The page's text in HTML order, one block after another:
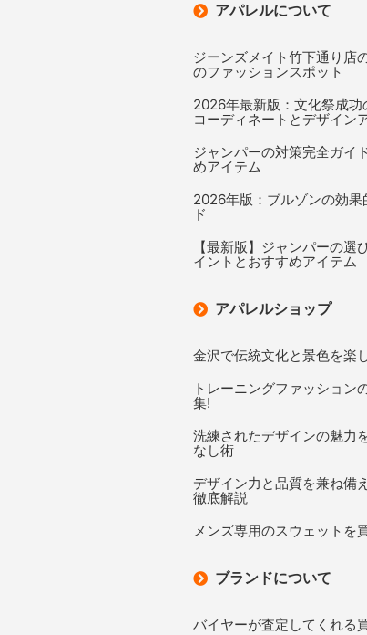
アパレルについて
ジーンズメイト竹下通り店
のファッションスポット
2026年最新版：文化祭成功
コーディネートとデザイン
ジャンパーの対策完全ガイ
めアイテム
2026年版：ブルゾンの効
ド
【最新版】ジャンパーの
イントとおすすめアイテム
アパレルショップ
金沢で伝統文化と景色を楽
トレーニングファッション
集!
洗練されたデザインの魅力
なし術
デザイン力と品質を兼ね備
徹底解説
メンズ専用のスウェットを
ブランドについて
バイヤーが査定してくれる